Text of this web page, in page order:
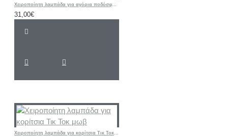
Χειροποίητη λαμπάδα για αγόρια ποδόσφαιρο -φανέλα ΑΕΚ με όνομα και νούμερο
31,00€
Χειροποίητη λαμπάδα για κορίτσια Τικ Τοκ μωβ